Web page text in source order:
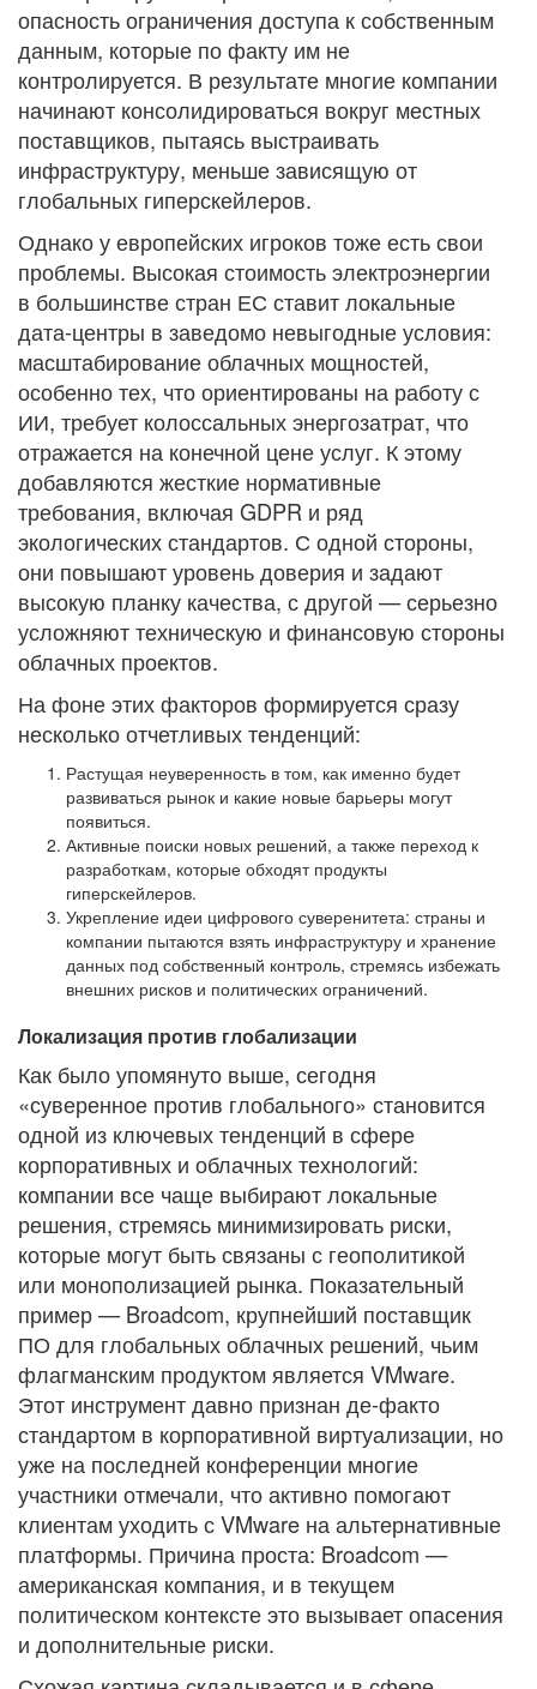
опасность ограничения доступа к собственным
данным, которые по факту им не
контролируется. В результате многие компании
начинают консолидироваться вокруг местных
поставщиков, пытаясь выстраивать
инфраструктуру, меньше зависящую от
глобальных гиперскейлеров.
Однако у европейских игроков тоже есть свои
проблемы. Высокая стоимость электроэнергии
в большинстве стран ЕС ставит локальные
дата-центры в заведомо невыгодные условия:
масштабирование облачных мощностей,
особенно тех, что ориентированы на работу с
ИИ, требует колоссальных энергозатрат, что
отражается на конечной цене услуг. К этому
добавляются жесткие нормативные
требования, включая GDPR и ряд
экологических стандартов. С одной стороны,
они повышают уровень доверия и задают
высокую планку качества, с другой — серьезно
усложняют техническую и финансовую стороны
облачных проектов.
На фоне этих факторов формируется сразу
несколько отчетливых тенденций:
Растущая неуверенность в том, как именно будет
развиваться рынок и какие новые барьеры могут
появиться.
Активные поиски новых решений, а также переход к
разработкам, которые обходят продукты
гиперскейлеров.
Укрепление идеи цифрового суверенитета: страны и
компании пытаются взять инфраструктуру и хранение
данных под собственный контроль, стремясь избежать
внешних рисков и политических ограничений.
Локализация против глобализации
Как было упомянуто выше, сегодня
«суверенное против глобального» становится
одной из ключевых тенденций в сфере
корпоративных и облачных технологий:
компании все чаще выбирают локальные
решения, стремясь минимизировать риски,
которые могут быть связаны с геополитикой
или монополизацией рынка. Показательный
пример — Broadcom, крупнейший поставщик
ПО для глобальных облачных решений, чьим
флагманским продуктом является VMware.
Этот инструмент давно признан де-факто
стандартом в корпоративной виртуализации, но
уже на последней конференции многие
участники отмечали, что активно помогают
клиентам уходить с VMware на альтернативные
платформы. Причина проста: Broadcom —
американская компания, и в текущем
политическом контексте это вызывает опасения
и дополнительные риски.